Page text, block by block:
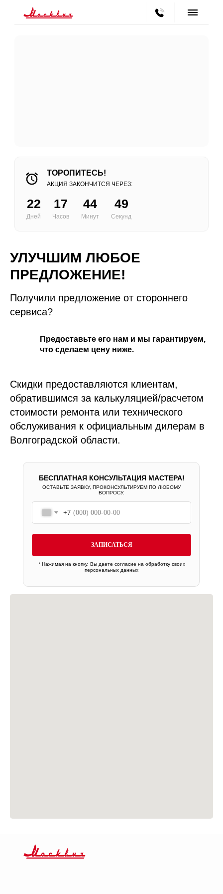
ТОРОПИТЕСЬ!
АКЦИЯ ЗАКОНЧИТСЯ ЧЕРЕЗ:
БЕСПЛАТНАЯ КОНСУЛЬТАЦИЯ МАСТЕРА!
ОСТАВЬТЕ ЗАЯВКУ, ПРОКОНСУЛЬТИРУЕМ
Дней
22
Часов
17
Минут
44
Секунд
49
УЛУЧШИМ ЛЮБОЕ
ПРЕДЛОЖЕНИЕ!
Получили предложение от стороннего
сервиса?
Предоставьте его нам и мы гарантируем,
что сделаем цену ниже.
Скидки предоставляются клиентам,
обратившимся за калькуляцией/расчетом
стоимости ремонта или технического
обслуживания к официальным дилерам в
Волгоградской области.
* Нажимая на кнопку, Вы даете согласие на обработку своих
персональных данных
БЕСПЛАТНАЯ КОНСУЛЬТАЦИЯ МАСТЕРА!
ОСТАВЬТЕ ЗАЯВКУ, ПРОКОНСУЛЬТИРУЕМ ПО ЛЮБОМУ
ВОПРОСУ.
+7
ЗАПИСАТЬСЯ